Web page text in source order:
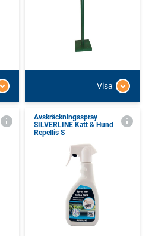
Visa
Avskräckningsspray
SILVERLINE Katt & Hund
Repellis S